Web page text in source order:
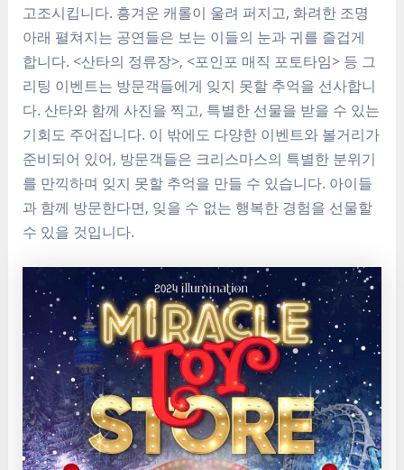
고조시킵니다. 흥겨운 캐롤이 울려 퍼지고, 화려한 조명
아래 펼쳐지는 공연들은 보는 이들의 눈과 귀를 즐겁게
합니다. <산타의 정류장>, <포인포 매직 포토타임> 등 그
리팅 이벤트는 방문객들에게 잊지 못할 추억을 선사합니
다. 산타와 함께 사진을 찍고, 특별한 선물을 받을 수 있는
기회도 주어집니다. 이 밖에도 다양한 이벤트와 볼거리가
준비되어 있어, 방문객들은 크리스마스의 특별한 분위기
를 만끽하며 잊지 못할 추억을 만들 수 있습니다. 아이들
과 함께 방문한다면, 잊을 수 없는 행복한 경험을 선물할
수 있을 것입니다.